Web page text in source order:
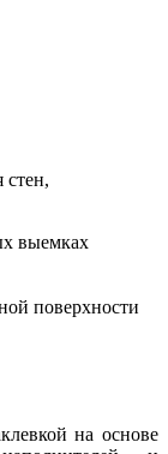
стен,
выемках
поверхности
на основе